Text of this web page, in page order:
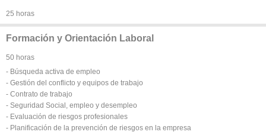
25 horas
Formación y Orientación Laboral
50 horas
- Búsqueda activa de empleo
- Gestión del conflicto y equipos de trabajo
- Contrato de trabajo
- Seguridad Social, empleo y desempleo
- Evaluación de riesgos profesionales
- Planificación de la prevención de riesgos en la empresa